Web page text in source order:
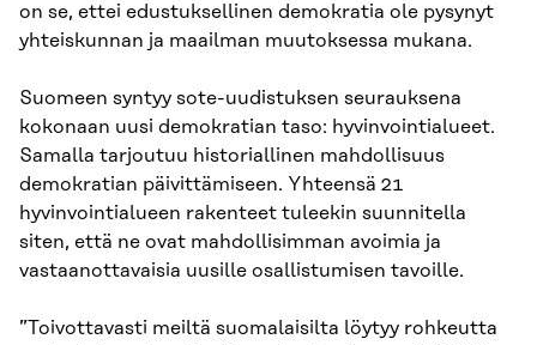
on se, ettei edustuksellinen demokratia ole pysynyt
yhteiskunnan ja maailman muutoksessa mukana.
Suomeen syntyy sote-uudistuksen seurauksena
kokonaan uusi demokratian taso: hyvinvointialueet.
Samalla tarjoutuu historiallinen mahdollisuus
demokratian päivittämiseen. Yhteensä 21
hyvinvointialueen rakenteet tuleekin suunnitella
siten, että ne ovat mahdollisimman avoimia ja
vastaanottavaisia uusille osallistumisen tavoille.
”Toivottavasti meiltä suomalaisilta löytyy rohkeutta